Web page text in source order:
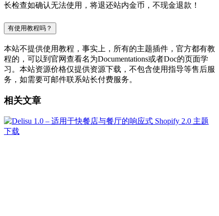
长检查如确认无法使用，将退还站内金币，不现金退款！
有使用教程吗？
本站不提供使用教程，事实上，所有的主题插件，官方都有教
程的，可以到官网查看名为Documentations或者Doc的页面学
习。本站资源价格仅提供资源下载，不包含使用指导等售后服
务，如需要可邮件联系站长付费服务。
相关文章